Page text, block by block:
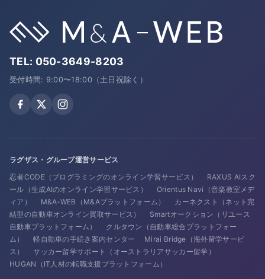
TEL: 050-3649-8203
受付時間: 9:00〜18:00（土日祝除く）
ラグザス・グループ運営サービス
忍者CODE（プログラミングのオンライン学習サービス）
RAXUS AIスク
ール（生成AIのオンライン学習サービス）
Orientus Navi（音楽教室メデ
ィア）
M&A-WEB（M&Aプラットフォーム）
カーネクスト（ネット完
結型の自動車オンライン買取サービス）
Smartオークション（リユース
自動車プラットフォーム）
クルタウン（自動車総合プラットフォー
ム）
軽自動車の手続き案内センター
Mirai Bridge（海外留学サービ
ス）
サッカー留学サポート（オーストラリアサッカー留学）
HUGAN（IT人材の転職支援プラットフォーム）